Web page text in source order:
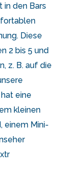
in den Bars
Diese
2 bis 5 und
z. B. auf die
eine
kleinen
einem Mini-